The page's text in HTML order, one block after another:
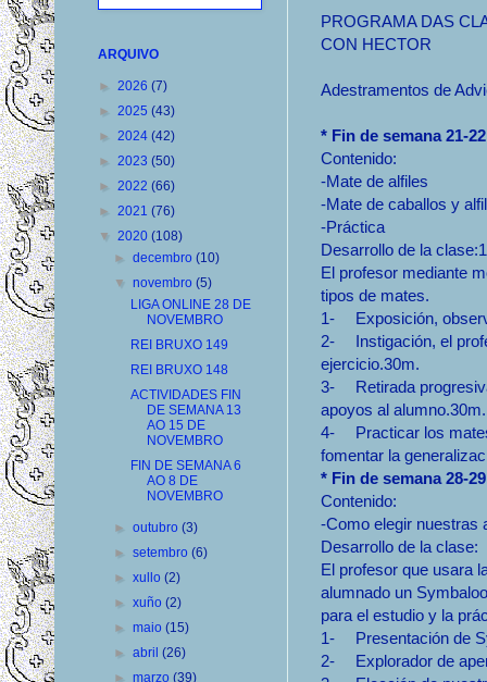
PROGRAMA DAS
CON HECTOR
Adestramentos de
* Fin de semana 21-
Contenido:
-Mate de alfiles
-Mate de caballos y
-Práctica
Desarrollo de la
El profesor mediante
tipos de mates.
1-
Exposición,
2-
Instigación, el
ejercicio.30m.
3-
Retirada
apoyos al alumno.30m.
4-
Practicar los
fomentar la
* Fin de semana 28-
Contenido:
-Como elegir nuestras
Desarrollo de la clase:
El profesor que usara
alumnado un
para el estudio y la
1-
Presentación de
2-
Explorador de
ARQUIVO
► 2026 (7)
► 2025 (43)
► 2024 (42)
► 2023 (50)
► 2022 (66)
► 2021 (76)
▼ 2020 (108)
►decembro(10)
▼novembro(5)
LIGA ONLINE 28 DE
NOVEMBRO
REI BRUXO 149
REI BRUXO 148
ACTIVIDADES FIN
DE SEMANA 13
AO 15 DE
NOVEMBRO
FIN DE SEMANA 6
AO 8 DE
NOVEMBRO
►outubro(3)
►setembro(6)
►xullo(2)
►xuño(2)
►maio(15)
►abril(26)
►marzo(39)